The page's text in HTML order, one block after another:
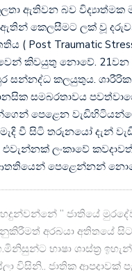
ඇතිවන බව
කෙලසීමට ලක් වූ
( Post Traumatic
කිවයුතු නොවේ. 21වන
සන්නද්ධ කලයුතුය. ශාරීරික
සමබරතාවය
පෙළෙන
වී සිටි තරුනයෝ දැන්
ලංකාවේ
පෙළෙන්නන්
” ජාතියේ
අරබයා අතිතයේ
භාෂා ශාස්ත්‍ර
විසිනි.. ජාතික